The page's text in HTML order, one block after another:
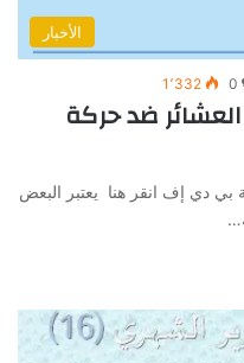
الأخبار
0 1٬332
ضد حركة
بي دي إف انقر هنا يعتبر البعض